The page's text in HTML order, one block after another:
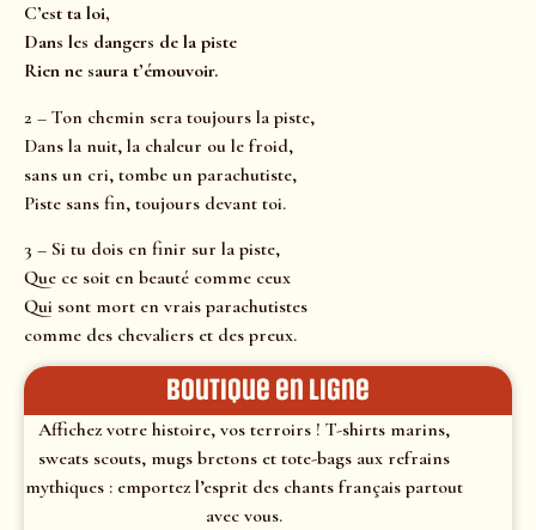
C’est ta loi,
Dans les dangers de la piste
Rien ne saura t’émouvoir.
2 – Ton chemin sera toujours la piste,
Dans la nuit, la chaleur ou le froid,
sans un cri, tombe un parachutiste,
Piste sans fin, toujours devant toi.
3 – Si tu dois en finir sur la piste,
Que ce soit en beauté comme ceux
Qui sont mort en vrais parachutistes
comme des chevaliers et des preux.
Boutique en ligne
Affichez votre histoire, vos terroirs ! T-shirts marins,
sweats scouts, mugs bretons et tote-bags aux refrains
mythiques : emportez l’esprit des chants français partout
avec vous.